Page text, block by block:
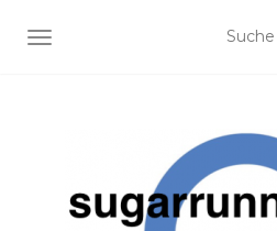
NAVIGATION EIN-/